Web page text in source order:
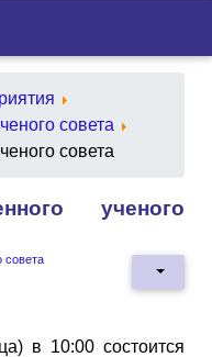
совета
совета
ученого
совета
в 10:00 состоится